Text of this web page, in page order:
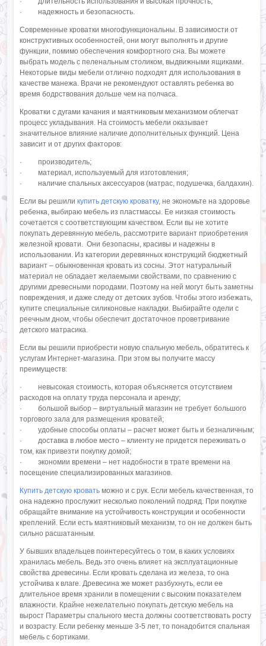
· надежность и безопасность.
Современные кроватки многофункциональны. В зависимости от
конструктивных особенностей, они могут выполнять и другие
функции, помимо обеспечения комфортного сна. Вы можете
выбрать модель с пеленальным столиком, выдвижными ящиками.
Некоторые виды мебели отлично подходят для использования в
качестве манежа. Врачи не рекомендуют оставлять ребенка во
время бодрствования дольше чем на полчаса.
Кроватки с дугами качания и маятниковым механизмом облегчат
процесс укладывания. На стоимость мебели оказывает
значительное влияние наличие дополнительных функций. Цена
зависит и от других факторов:
· производитель;
· материал, используемый для изготовления;
· наличие спальных аксессуаров (матрас, подушечка, балдахин).
Если вы решили купить детскую кроватку, не экономьте на здоровье
ребенка, выбираю мебель из пластмассы. Ее низкая стоимость
сочетается с соответствующим качеством. Если вы не хотите
покупать деревянную мебель, рассмотрите вариант приобретения
железной кровати. Они безопасны, красивы и надежны в
использовании. Из категории деревянных конструкций бюджетный
вариант – обыкновенная кровать из сосны. Этот натуральный
материал не обладает желаемыми свойствами, по сравнению с
другими древесными породами. Поэтому на ней могут быть заметны
повреждения, и даже следу от детских зубов. Чтобы этого избежать,
купите специальные силиконовые накладки. Выбирайте одели с
реечным дном, чтобы обеспечит достаточное проветривание
детского матрасика.
Если вы решили приобрести новую спальную мебель, обратитесь к
услугам Интернет-магазина. При этом вы получите массу
преимуществ:
· невысокая стоимость, которая объясняется отсутствием
расходов на оплату труда персонала и аренду;
· большой выбор – виртуальный магазин не требует большого
торгового зала для размещения кроватей;
· удобные способы оплаты – расчет может быть и безналичным;
· доставка в любое место – клиенту не придется переживать о
том, как привезти покупку домой;
· экономии времени – нет надобности в трате времени на
посещение специализированных магазинов.
Купить детскую кроватьможно и с рук. Если мебель качественная, то
она надежно прослужит несколько поколений подряд. При покупке
обращайте внимание на устойчивость конструкции и особенности
креплений. Если есть маятниковый механизм, то он не должен быть
сильно расшатанным.
У бывших владельцев поинтересуйтесь о том, в каких условиях
хранилась мебель. Ведь это очень влияет на эксплуатационные
свойства древесины. Если кровать сделана из железа, то она
устойчива к влаге. Древесина же может разбухнуть, если ее
длительное время хранили в помещении с высоким показателем
влажности. Крайне нежелательно покупать детскую мебель на
вырост Параметры спального места должны соответствовать росту
и возрасту. Если ребенку меньше 3-5 лет, то понадобится спальная
мебель с бортиками.